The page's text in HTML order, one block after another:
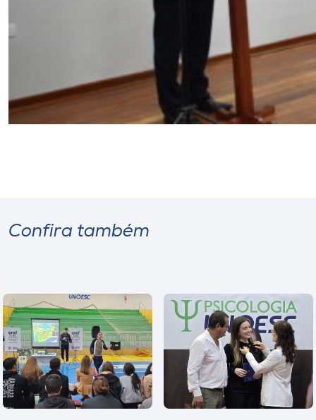
Confira também